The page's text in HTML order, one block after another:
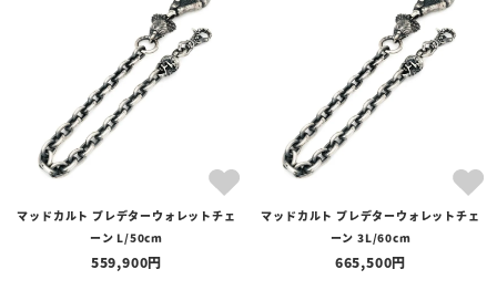
マッドカルト プレデターウォレットチェ
ーン L/50cm
559,900
マッドカルト プレデターウォレットチェ
ーン 3L/60cm
665,500